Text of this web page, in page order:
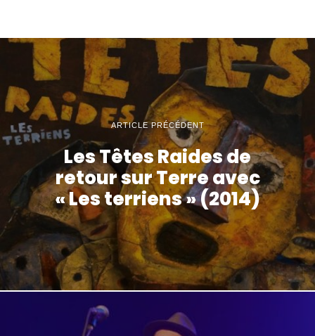
ARTICLE PRÉCÉDENT
Les Têtes Raides de
retour sur Terre avec
« Les terriens » (2014)